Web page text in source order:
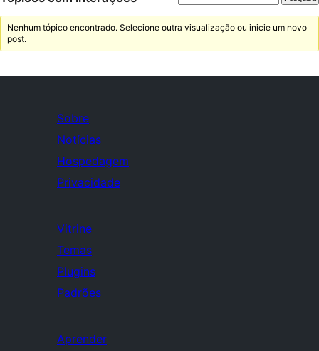
Nenhum tópico encontrado. Selecione outra visualização ou inicie um novo
post.
Sobre
Notícias
Hospedagem
Privacidade
Vitrine
Temas
Plugins
Padrões
Aprender